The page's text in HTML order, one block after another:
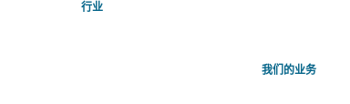
行业
我们的业务